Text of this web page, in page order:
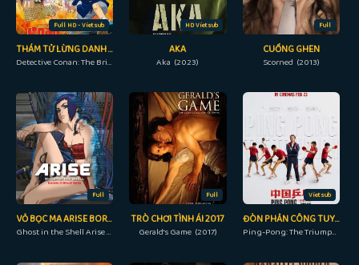
Full HD - Vietsub
THÁM TỬ LỪNG DANH CONAN: NÀNG DÂU HALLOWEEN
Detective Conan: The Bride of Halloween (2022)
HD Vietsub
AKA
Aka (2023)
Full
CUỒNG GHEN
Scorned (2013)
Full
VỎ BỌC MA ARISE BORDER: 3 NƯỚC MẮT MA
Ghost in the Shell Arise - Border 3: Ghost Tears (2014)
Full
TRÒ CHƠI TÌNH ÁI 2017
Gerald's Game (2017)
Vietsub
ĐÒN PHẢN CÔNG TUYỆT ĐỈNH
Ping-Pong: The Triumph (2023)